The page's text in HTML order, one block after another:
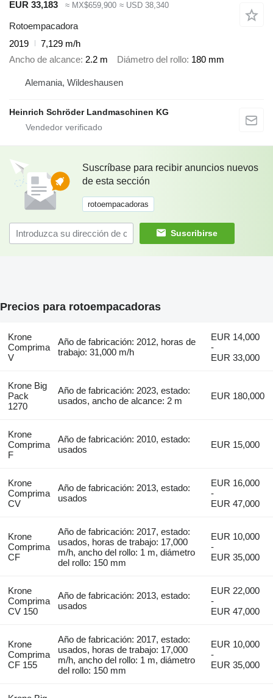
EUR 33,183
≈ MX$659,900 ≈ USD 38,340
Rotoempacadora
2019
7,129 m/h
Ancho de alcance 2.2 m Diámetro del rollo 180 mm
Alemania, Wildeshausen
Heinrich Schröder Landmaschinen KG
Suscríbase para recibir anuncios nuevos
de esta sección
rotoempacadoras
Suscribirse
Precios para rotoempacadoras
Krone
Comprima
V
Año de fabricación: 2012, horas de
trabajo: 31,000 m/h
EUR 14,000
-
EUR 33,000
Krone Big
Pack
1270
Año de fabricación: 2023, estado:
usados, ancho de alcance: 2 m
EUR 180,000
Krone
Comprima
F
Año de fabricación: 2010, estado:
usados
EUR 15,000
Krone
Comprima
CV
Año de fabricación: 2013, estado:
usados
EUR 16,000
-
EUR 47,000
Krone
Comprima
CF
Año de fabricación: 2017, estado:
usados, horas de trabajo: 17,000
m/h, ancho del rollo: 1 m, diámetro
del rollo: 150 mm
EUR 10,000
-
EUR 35,000
Krone
Comprima
CV 150
Año de fabricación: 2013, estado:
usados
EUR 22,000
-
EUR 47,000
Krone
Comprima
CF 155
Año de fabricación: 2017, estado:
usados, horas de trabajo: 17,000
m/h, ancho del rollo: 1 m, diámetro
del rollo: 150 mm
EUR 10,000
-
EUR 35,000